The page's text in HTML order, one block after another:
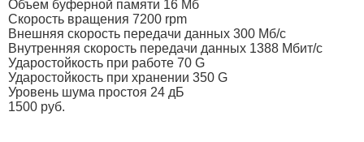
Объем буферной памяти 16 Мб
Скорость вращения 7200 rpm
Внешняя скорость передачи данных 300 Мб/с
Внутренняя скорость передачи данных 1388 Мбит/с
Ударостойкость при работе 70 G
Ударостойкость при хранении 350 G
Уровень шума простоя 24 дБ
1500 руб.